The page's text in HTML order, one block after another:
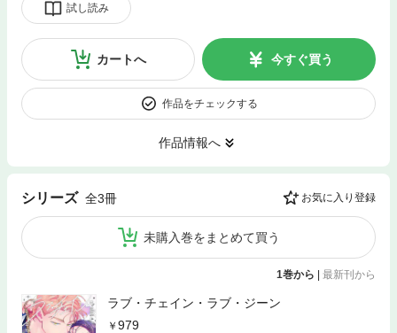
試し読み
カートへ 今すぐ買う
作品をチェックする
作品情報へ
シリーズ 全3冊 お気に入り登録
未購入巻をまとめて買う
1巻から | 最新刊から
ラブ・チェイン・ラブ・ジーン
979